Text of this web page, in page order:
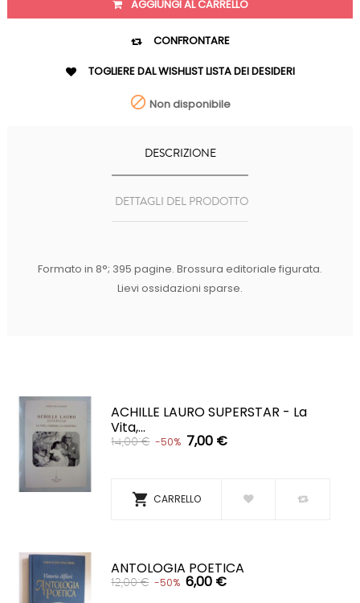
AGGIUNGI AL CARRELLO
 CONFRONTARE
 TOGLIERE DAL WISHLISTLISTA DEI DESIDERI
 Non disponibile
DESCRIZIONE
DETTAGLI DEL PRODOTTO
Formato in 8°; 395 pagine. Brossura editoriale figurata.
Lievi ossidazioni sparse.
ACHILLE LAURO SUPERSTAR - La
Vita,...
14,00 € -50% 7,00 €
 CARRELLO
ANTOLOGIA POETICA
12,00 € -50% 6,00 €